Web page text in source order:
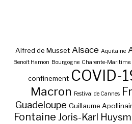
Alfred de Musset Alsace Aquitaine
Benoît Hamon Bourgogne Charente-Maritime.
confinement COVID-
Macron Festival de Cannes
Guadeloupe Guillaume
Fontaine Joris-Karl